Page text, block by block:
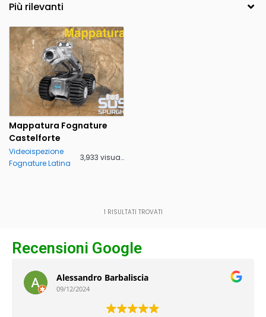
Mappatura Fognature
Castelforte
Videoispezione
Fognature Latina
3,933 visualizzazioni
1 RISULTATI TROVATI
Recensioni Google
Alessandro Barbaliscia
09/12/2024